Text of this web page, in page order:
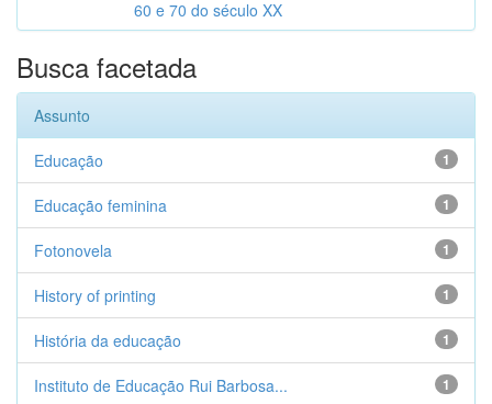
60 e 70 do século XX
Busca facetada
Assunto
1
Educação
1
Educação feminina
1
Fotonovela
1
History of printing
1
História da educação
1
Instituto de Educação Rui Barbosa...